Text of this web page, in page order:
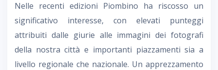
Nelle recenti edizioni Piombino ha riscosso un
significativo interesse, con elevati punteggi
attribuiti dalle giurie alle immagini dei fotografi
della nostra città e importanti piazzamenti sia a
livello regionale che nazionale. Un apprezzamento